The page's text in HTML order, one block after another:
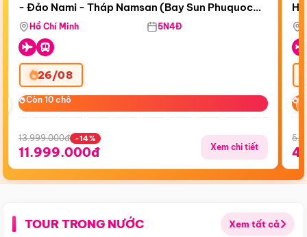
Bay Sun Phuquoc Airways
- Đảo Nami - Tháp Namsan (Bay Sun Phuquoc
Airways)
Hồ Chí Minh 5N4Đ
26/08
Còn 10 chỗ
Còn 10 chỗ
13.999.000đ -14%
11.999.000đ Xem chi tiết
TOUR TRONG NƯỚC Xem tất cả
Điểm nổi bật